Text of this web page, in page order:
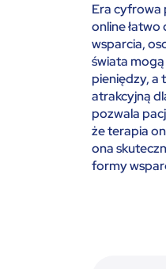
Era cyfrowa
online
wsparcia,
świata
pieniędzy, a
atrakcyjną
pozwala
że terapia
ona
formy